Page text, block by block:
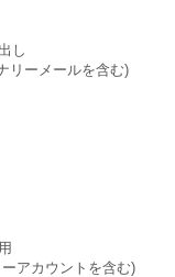
し
リーメールを含む)
アカウントを含む)